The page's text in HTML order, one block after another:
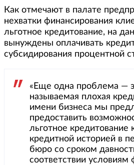
Как отмечают в палате
нехватки финансирования
льготное кредитование, на
вынуждены оплачивать
субсидирования процентной
«Еще одна проблема —
называемая плохая
имени бизнеса мы
предоставить
льготное кредитование
кредитной историей в
бюро со сроком
соответствии условиям